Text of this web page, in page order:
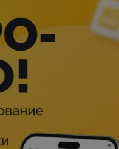
АФИША действует
-
и цена ошибки»
как о рабочем
вообще идут в
перекосы, как
какие
заранее и как понять,
шум?